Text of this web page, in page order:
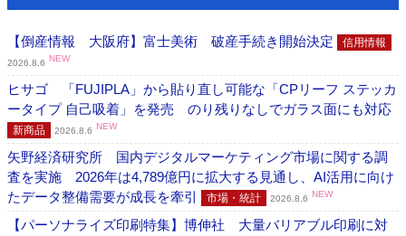
【倒産情報 大阪府】富士美術 破産手続き開始決定 信用情報
2026.8.6 NEW
ヒサゴ 「FUJIPLA」から貼り直し可能な「CPリーフ ステッカ
ータイプ 自己吸着」を発売 のり残りなしでガラス面にも対応
新商品 2026.8.6 NEW
矢野経済研究所 国内デジタルマーケティング市場に関する調
査を実施 2026年は4,789億円に拡大する見通し、AI活用に向け
たデータ整備需要が成長を牽引
市場・統計 2026.8.6 NEW
【パーソナライズ印刷特集】博伸社 大量バリアブル印刷に対